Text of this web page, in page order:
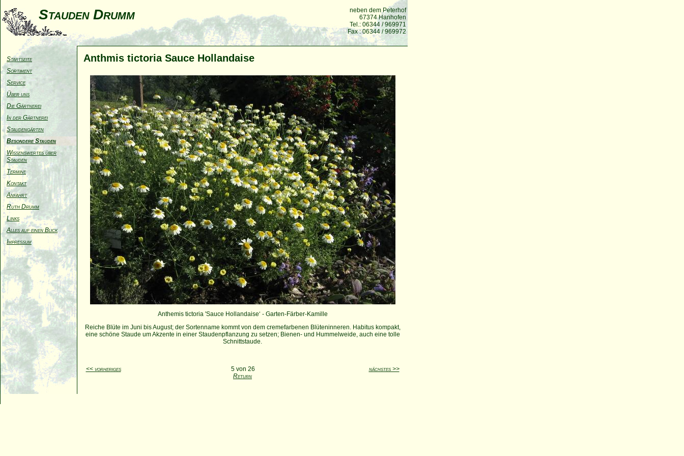
Stauden Drumm
neben dem Peterhof
67374 Hanhofen
Tel.: 06344 / 969971
Fax : 06344 / 969972
Startseite
Sortiment
Service
Über uns
Die Gärtnerei
In der Gärtnerei
Staudengärten
Besondere Stauden
Wissenswertes über
Stauden
Termine
Kontakt
Anfahrt
Ruth Drumm
Links
Alles auf einen Blick
Impressum
Anthmis tictoria Sauce Hollandaise
Anthemis tictoria 'Sauce Hollandaise‘ - Garten-Färber-Kamille
Reiche Blüte im Juni bis August; der Sortenname kommt von dem cremefarbenen Blüteninneren. Habitus kompakt,
eine schöne Staude um Akzente in einer Staudenpflanzung zu setzen; Bienen- und Hummelweide, auch eine tolle
Schnittstaude.
<< vorheriges 5 von 26
nächstes >>
Return